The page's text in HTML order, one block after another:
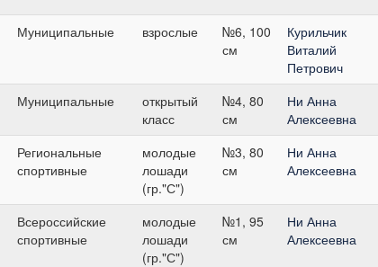
Муниципальные взрослые
№6, 100
см
Курильчик
Виталий
Петрович
Муниципальные
открытый
класс
№4, 80
см
Ни Анна
Алексеевна
Региональные
спортивные
молодые
лошади
(гр."С")
№3, 80
см
Ни Анна
Алексеевна
Всероссийские
спортивные
молодые
лошади
(гр."С")
№1, 95
см
Ни Анна
Алексеевна